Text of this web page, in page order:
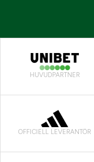
HUVUDPARTNER
OFFICIELL LEVERANTÖR